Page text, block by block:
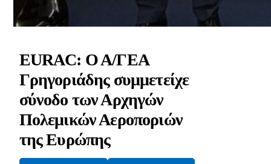
EURAC: Ο Α/ΓΕΑ
Γρηγοριάδης συμμετείχε
σύνοδο των Αρχηγών
Πολεμικών Αεροποριών
της Ευρώπης